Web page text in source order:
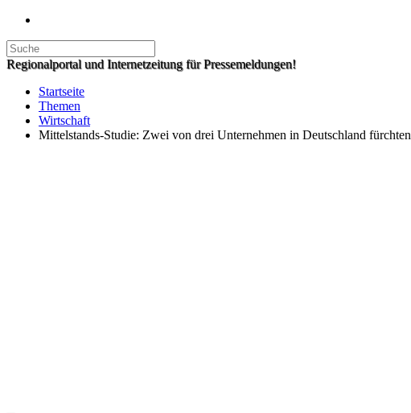
Regionalportal und Internetzeitung für Pressemeldungen!
Startseite
Themen
Wirtschaft
Mittelstands-Studie: Zwei von drei Unternehmen in Deutschland